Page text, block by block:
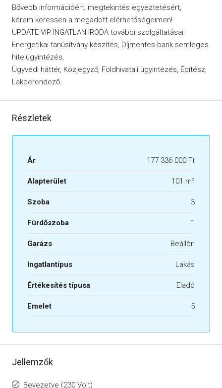
Bővebb információért, megtekintés egyeztetésért,
kérem keressen a megadott elérhetőségeimen!
UPDATE VIP INGATLAN IRODA további szolgáltatásai:
Energetikai tanúsítvány készítés, Díjmentes-bank semleges
hitelügyintézés,
Ügyvédi háttér, Közjegyző, Földhivatali ügyintézés, Építész,
Lakberendező.
Részletek
Ár 177 336 000 Ft
Alapterület 101 m²
Szoba 3
Fürdőszoba 1
Garázs Beállón
Ingatlantípus Lakás
Értékesítés típusa Eladó
Emelet 5
Jellemzők
Bevezetve (230 Volt)